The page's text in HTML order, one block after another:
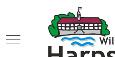
Mobile Menu Toggle